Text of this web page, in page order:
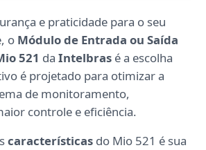
e praticidade para o seu
o Módulo de Entrada ou Saída
521 da Intelbras é a escolha
é projetado para otimizar a
de monitoramento,
controle e eficiência.
características do Mio 521 é sua